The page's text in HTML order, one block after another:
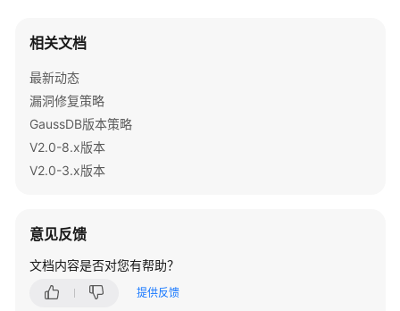
开
发
指
南
（分
布
3.x）
数
据
相关文档
最新动态
漏洞修复策略
GaussDB版本策略
V2.0-8.x版本
V2.0-3.x版本
意见反馈
文档内容是否对您有帮助？
提供反馈